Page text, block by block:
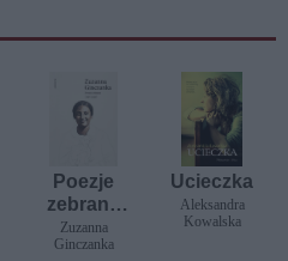
Poezje
zebrane
(1931-
1944)
Zuzanna
Ginczanka
Ucieczka
Aleksandra
Kowalska